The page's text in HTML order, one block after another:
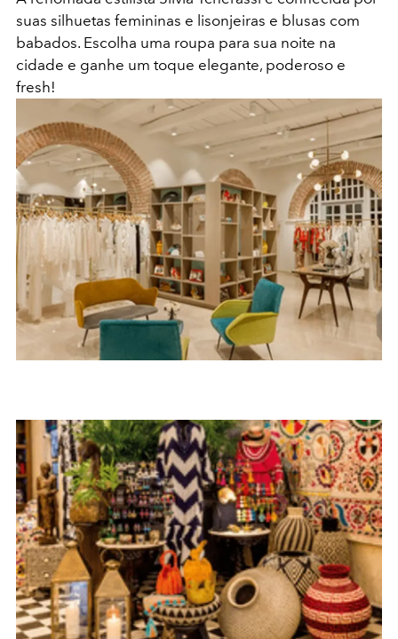
suas silhuetas femininas e lisonjeiras e blusas com
babados. Escolha uma roupa para sua noite na
cidade e ganhe um toque elegante, poderoso e
fresh!